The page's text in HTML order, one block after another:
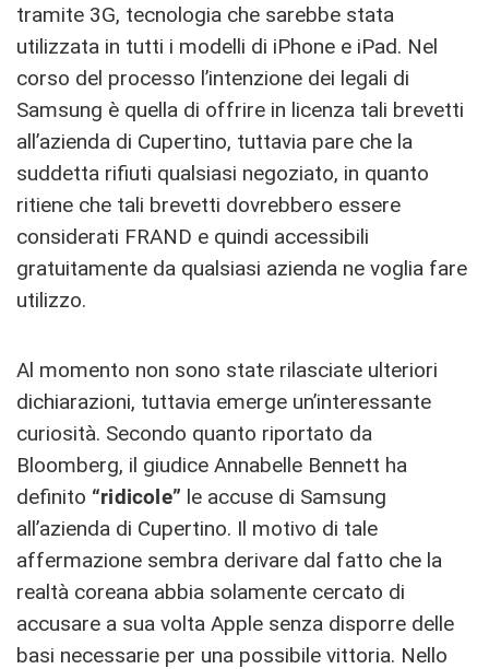
tramite 3G, tecnologia che sarebbe stata
utilizzata in tutti i modelli di iPhone e iPad. Nel
corso del processo l’intenzione dei legali di
Samsung è quella di offrire in licenza tali brevetti
all’azienda di Cupertino, tuttavia pare che la
suddetta rifiuti qualsiasi negoziato, in quanto
ritiene che tali brevetti dovrebbero essere
considerati FRAND e quindi accessibili
gratuitamente da qualsiasi azienda ne voglia fare
utilizzo.
Al momento non sono state rilasciate ulteriori
dichiarazioni, tuttavia emerge un’interessante
curiosità. Secondo quanto riportato da
Bloomberg, il giudice Annabelle Bennett ha
definito “ridicole” le accuse di Samsung
all’azienda di Cupertino. Il motivo di tale
affermazione sembra derivare dal fatto che la
realtà coreana abbia solamente cercato di
accusare a sua volta Apple senza disporre delle
basi necessarie per una possibile vittoria. Nello